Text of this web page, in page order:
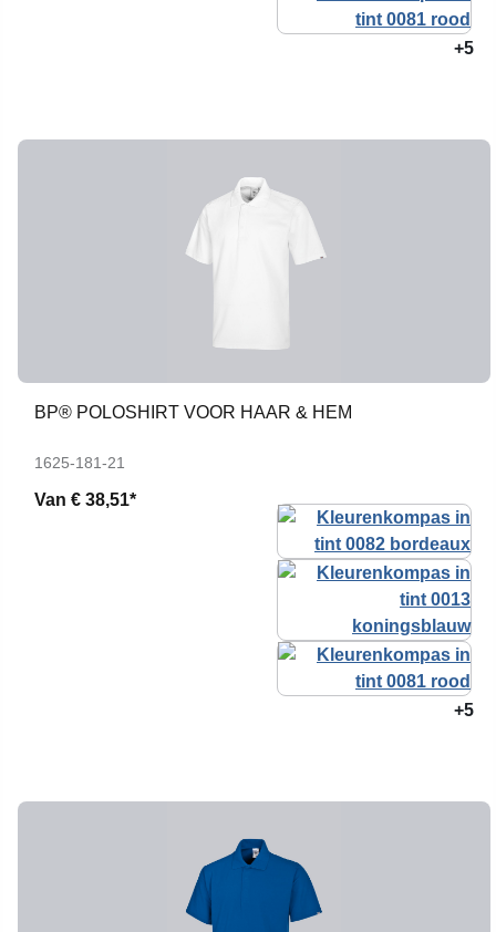
+5
BP® POLOSHIRT VOOR HAAR & HEM
1625-181-21
Van € 38,51*
+5